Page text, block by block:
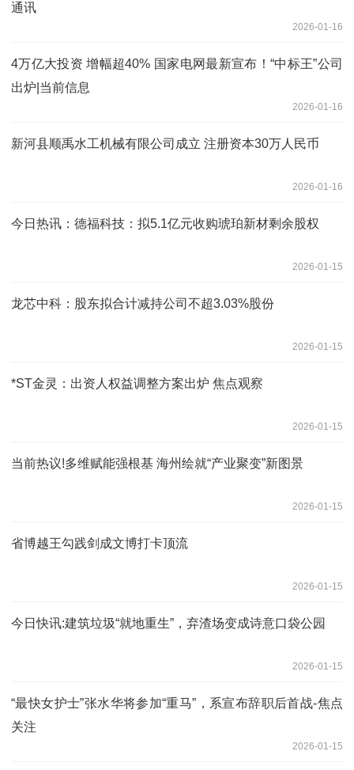
通讯
2026-01-16
4万亿大投资 增幅超40% 国家电网最新宣布！“中标王”公司
出炉|当前信息
2026-01-16
新河县顺禹水工机械有限公司成立 注册资本30万人民币
2026-01-16
今日热讯：德福科技：拟5.1亿元收购琥珀新材剩余股权
2026-01-15
龙芯中科：股东拟合计减持公司不超3.03%股份
2026-01-15
*ST金灵：出资人权益调整方案出炉 焦点观察
2026-01-15
当前热议!多维赋能强根基 海州绘就“产业聚变”新图景
2026-01-15
省博越王勾践剑成文博打卡顶流
2026-01-15
今日快讯:建筑垃圾“就地重生”，弃渣场变成诗意口袋公园
2026-01-15
“最快女护士”张水华将参加“重马”，系宣布辞职后首战-焦点
关注
2026-01-15